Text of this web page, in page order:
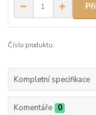
Číslo produktu:
Kompletní specifikace
Komentáře 0